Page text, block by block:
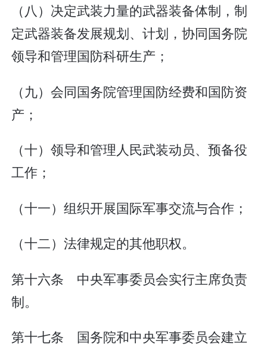
（八）决定武装力量的武器装备体制，制
定武器装备发展规划、计划，协同国务院
领导和管理国防科研生产；
（九）会同国务院管理国防经费和国防资
产；
（十）领导和管理人民武装动员、预备役
工作；
（十一）组织开展国际军事交流与合作；
（十二）法律规定的其他职权。
第十六条 中央军事委员会实行主席负责
制。
第十七条 国务院和中央军事委员会建立